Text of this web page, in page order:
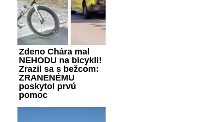
Zdeno Chára mal
NEHODU na bicykli!
Zrazil sa s bežcom:
ZRANENÉMU
poskytol prvú
pomoc